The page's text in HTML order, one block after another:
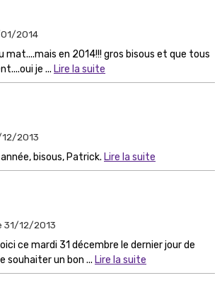
2014
mat....mais en 2014!!! gros bisous et que tous
je ... Lire la suite
2013
bisous, Patrick. Lire la suite
31/12/2013
ce mardi 31 décembre le dernier jour de
souhaiter un bon ... Lire la suite